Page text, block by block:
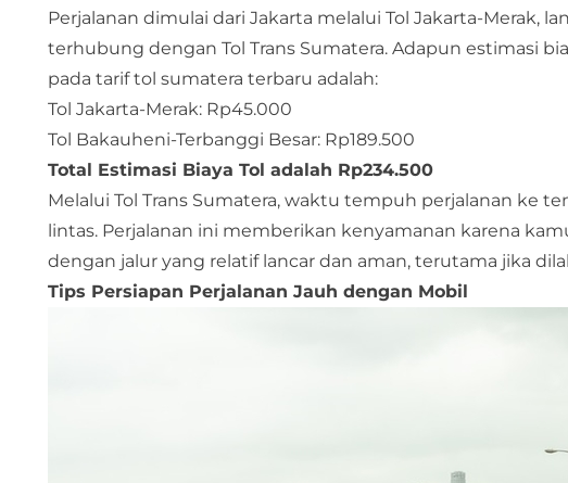
Perjalanan dimulai dari Jakarta melalui Tol Jakarta-Merak,
terhubung dengan Tol Trans Sumatera. Adapun estimasi
pada tarif tol sumatera terbaru adalah:
Tol Jakarta-Merak: Rp45.000
Tol Bakauheni-Terbanggi Besar: Rp189.500
Total Estimasi Biaya Tol adalah Rp234.500
Melalui Tol Trans Sumatera, waktu tempuh perjalanan ke
lintas. Perjalanan ini memberikan kenyamanan karena
dengan jalur yang relatif lancar dan aman, terutama jika
Tips Persiapan Perjalanan Jauh dengan Mobil